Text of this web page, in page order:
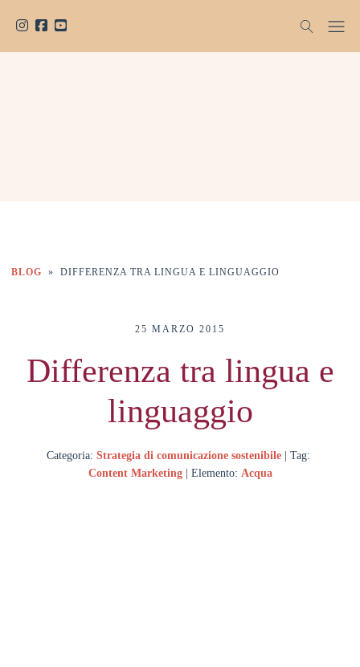
BLOG » DIFFERENZA TRA LINGUA E LINGUAGGIO
25 MARZO 2015
Differenza tra lingua e
linguaggio
Categoria: Strategia di comunicazione sostenibile | Tag:
Content Marketing| Elemento: Acqua